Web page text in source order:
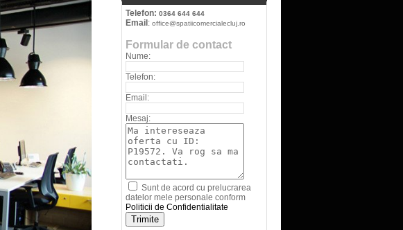
Telefon: 0364 644 644
Email : office@spatiicomercialecluj.ro
Formular de contact
Nume:
Telefon:
Email:
Mesaj:
Sunt de acord cu prelucrarea
datelor mele personale conform
Politicii de Confidentialitate